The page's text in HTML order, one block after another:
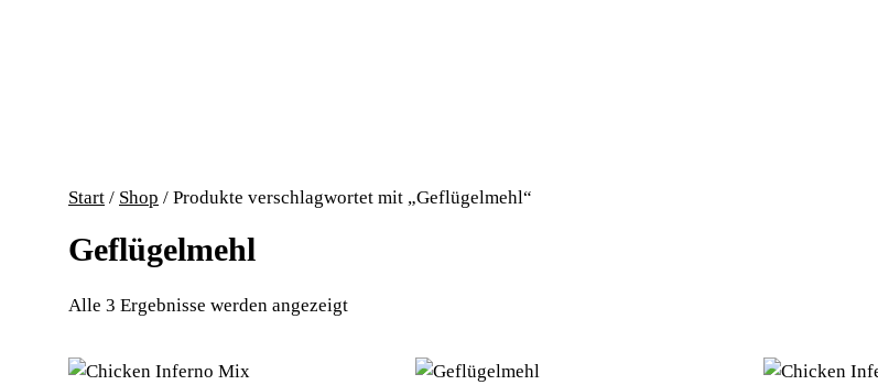
Start / Shop / Produkte verschlagwortet mit „Geflügelmehl“
Geflügelmehl
Alle 3 Ergebnisse werden angezeigt